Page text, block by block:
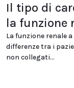
Il tipo di
la funzione
La funzione renale
differenze tra i
non collegati...